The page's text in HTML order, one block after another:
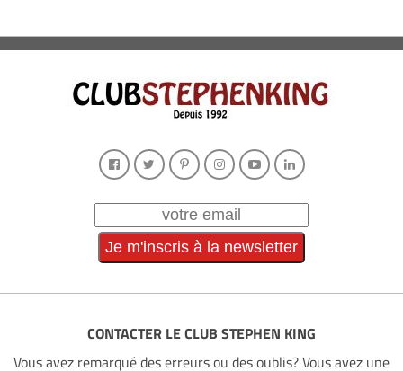
CONTACTER LE CLUB STEPHEN KING
Vous avez remarqué des erreurs ou des oublis? Vous avez une